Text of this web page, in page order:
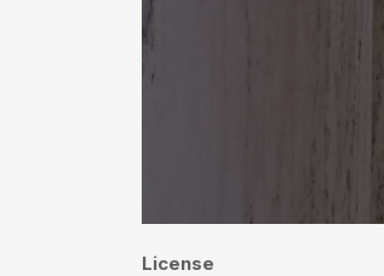
License